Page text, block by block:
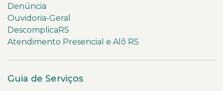
Denúncia
Ouvidoria-Geral
DescomplicaRS
Atendimento Presencial e Alô RS
Guia de Serviços